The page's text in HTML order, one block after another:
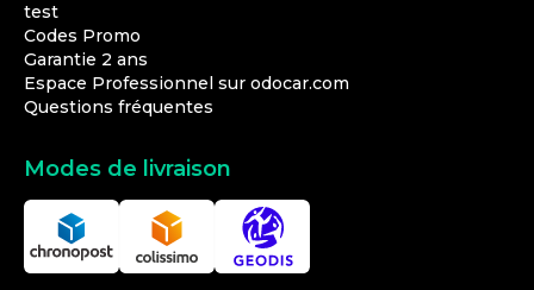
test
Codes Promo
Garantie 2 ans
Espace Professionnel sur odocar.com
Questions fréquentes
Modes de livraison